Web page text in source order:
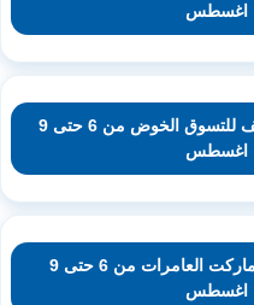
اغسطس
عروض مارك اند سيف للتسوق الخوض من 6 حتى 9
اغسطس
عروض نستو هايبر ماركت العامرات من 6 حتى 9
اغسطس